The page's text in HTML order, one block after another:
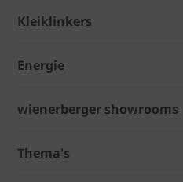
Kleiklinkers
Energie
wienerberger showrooms
Thema's